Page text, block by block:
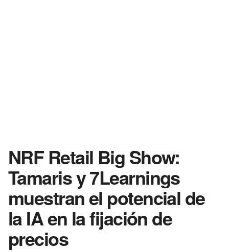
NRF Retail Big Show:
Tamaris y 7Learnings
muestran el potencial de
la IA en la fijación de
precios